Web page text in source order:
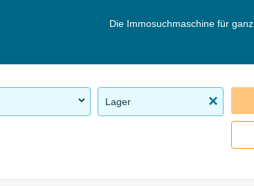
Die Immosuchmaschine für ganz
Lager